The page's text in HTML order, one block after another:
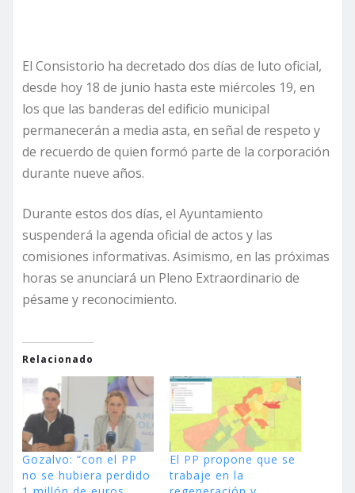
El Consistorio ha decretado dos días de luto oficial,
desde hoy 18 de junio hasta este miércoles 19, en
los que las banderas del edificio municipal
permanecerán a media asta, en señal de respeto y
de recuerdo de quien formó parte de la corporación
durante nueve años.
Durante estos dos días, el Ayuntamiento
suspenderá la agenda oficial de actos y las
comisiones informativas. Asimismo, en las próximas
horas se anunciará un Pleno Extraordinario de
pésame y reconocimiento.
Relacionado
Gozalvo: “con el PP
no se hubiera perdido
El PP propone que se
trabaje en la